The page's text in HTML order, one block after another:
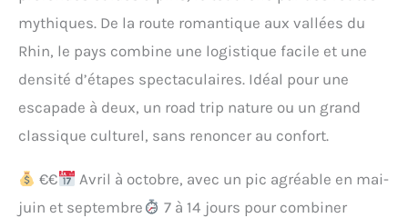
mythiques. De la route romantique aux vallées du
Rhin, le pays combine une logistique facile et une
densité d’étapes spectaculaires. Idéal pour une
escapade à deux, un road trip nature ou un grand
classique culturel, sans renoncer au confort.
€€
Avril à octobre, avec un pic agréable en mai-
juin et septembre
7 à 14 jours pour combiner